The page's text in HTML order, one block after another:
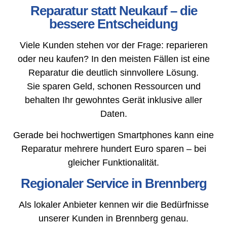
Reparatur statt Neukauf – die
bessere Entscheidung
Viele Kunden stehen vor der Frage: reparieren
oder neu kaufen? In den meisten Fällen ist eine
Reparatur die deutlich sinnvollere Lösung.
Sie sparen Geld, schonen Ressourcen und
behalten Ihr gewohntes Gerät inklusive aller
Daten.
Gerade bei hochwertigen Smartphones kann eine
Reparatur mehrere hundert Euro sparen – bei
gleicher Funktionalität.
Regionaler Service in Brennberg
Als lokaler Anbieter kennen wir die Bedürfnisse
unserer Kunden in Brennberg genau.